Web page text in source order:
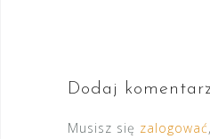
Dodaj
Musisz się zalogować